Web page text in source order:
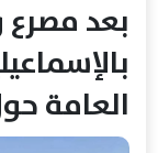
العامة